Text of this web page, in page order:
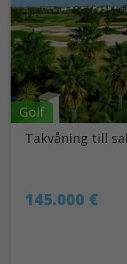
Golf
Takvåning till
145.000 €